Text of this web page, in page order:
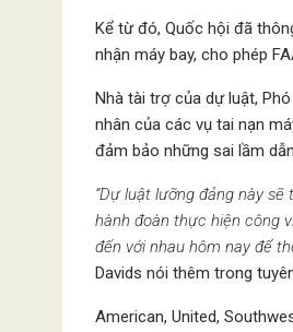
Kể từ đó, Quốc hội đã
nhận máy bay, cho phép
Nhà tài trợ của dự luật,
nhân của các vụ tai nạn
đảm bảo những sai lầm
“Dự luật lưỡng đảng này
hành đoàn thực hiện công
đến với nhau hôm nay để
Davids nói thêm trong
American, United,